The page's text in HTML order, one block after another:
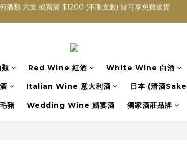
酒類 六支 或買滿 $1200 (不限支數) 皆可享免費送貨
精選波爾多葡萄酒
Red Wine 紅酒 White Wine 白酒
Italian Wine 意大利酒 日本 (清酒
豬 Wedding Wine 婚宴酒 獨家酒莊品牌